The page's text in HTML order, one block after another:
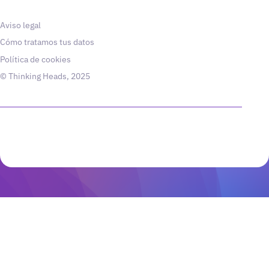
Aviso legal
Cómo tratamos tus datos
Política de cookies
© Thinking Heads, 2025